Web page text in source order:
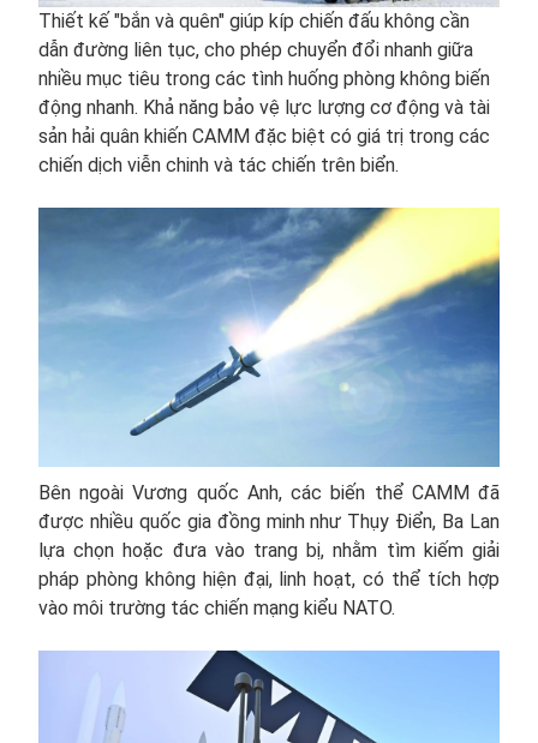
Thiết kế "bắn và quên" giúp kíp chiến đấu không cần
dẫn đường liên tục, cho phép chuyển đổi nhanh giữa
nhiều mục tiêu trong các tình huống phòng không biến
động nhanh. Khả năng bảo vệ lực lượng cơ động và tài
sản hải quân khiến CAMM đặc biệt có giá trị trong các
chiến dịch viễn chinh và tác chiến trên biển.
Bên ngoài Vương quốc Anh, các biến thể CAMM đã
được nhiều quốc gia đồng minh như Thụy Điển, Ba Lan
lựa chọn hoặc đưa vào trang bị, nhằm tìm kiếm giải
pháp phòng không hiện đại, linh hoạt, có thể tích hợp
vào môi trường tác chiến mạng kiểu NATO.